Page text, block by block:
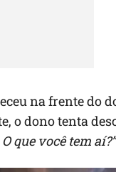
na frente do
o dono tenta
que você tem aí?”